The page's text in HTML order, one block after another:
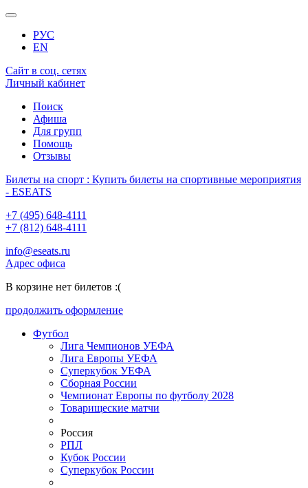
РУС
EN
Сайт в соц. сетях
Личный кабинет
Поиск
Афиша
Для групп
Помощь
Отзывы
Билеты на спорт : Купить билеты на спортивные мероприятия
- ESEATS
+7 (495) 648-4111
+7 (812) 648-4111
info@eseats.ru
Адрес офиса
В корзине нет билетов :(
продолжить оформление
Футбол
Лига Чемпионов УЕФА
Лига Европы УЕФА
Суперкубок УЕФА
Сборная России
Чемпионат Европы по футболу 2028
Товарищеские матчи
Россия
РПЛ
Кубок России
Суперкубок России